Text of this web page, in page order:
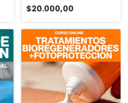
- 3 meses - Valor Inscripción:
$20.000,00